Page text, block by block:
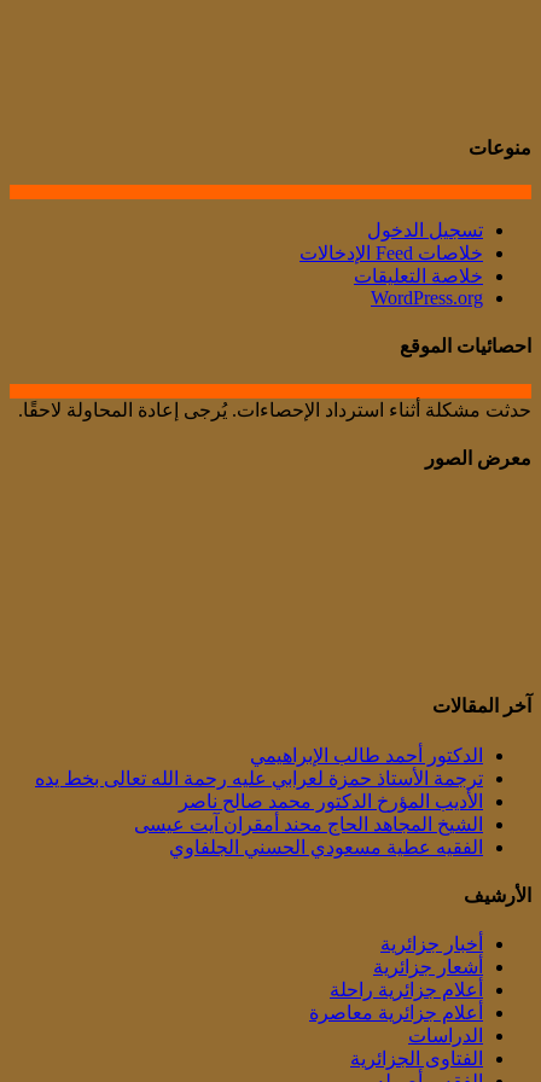
منوعات
تسجيل الدخول
خلاصات Feed الإدخالات
خلاصة التعليقات
WordPress.org
احصائيات الموقع
حدثت مشكلة أثناء استرداد الإحصاءات. يُرجى إعادة المحاولة لاحقًا.
معرض الصور
آخر المقالات
الدكتور أحمد طالب الإبراهيمي
ترجمة الأستاذ حمزة لعرابي عليه رحمة الله تعالى بخط يده
الأديب المؤرخ الدكتور محمد صالح ناصر
الشيخ المجاهد الحاج محند أمقران آيت عيسى
الفقيه عطية مسعودي الحسني الجلفاوي
الأرشيف
أخبار جزائرية
أشعار جزائرية
أعلام جزائرية راحلة
أعلام جزائرية معاصرة
الدراسات
الفتاوى الجزائرية